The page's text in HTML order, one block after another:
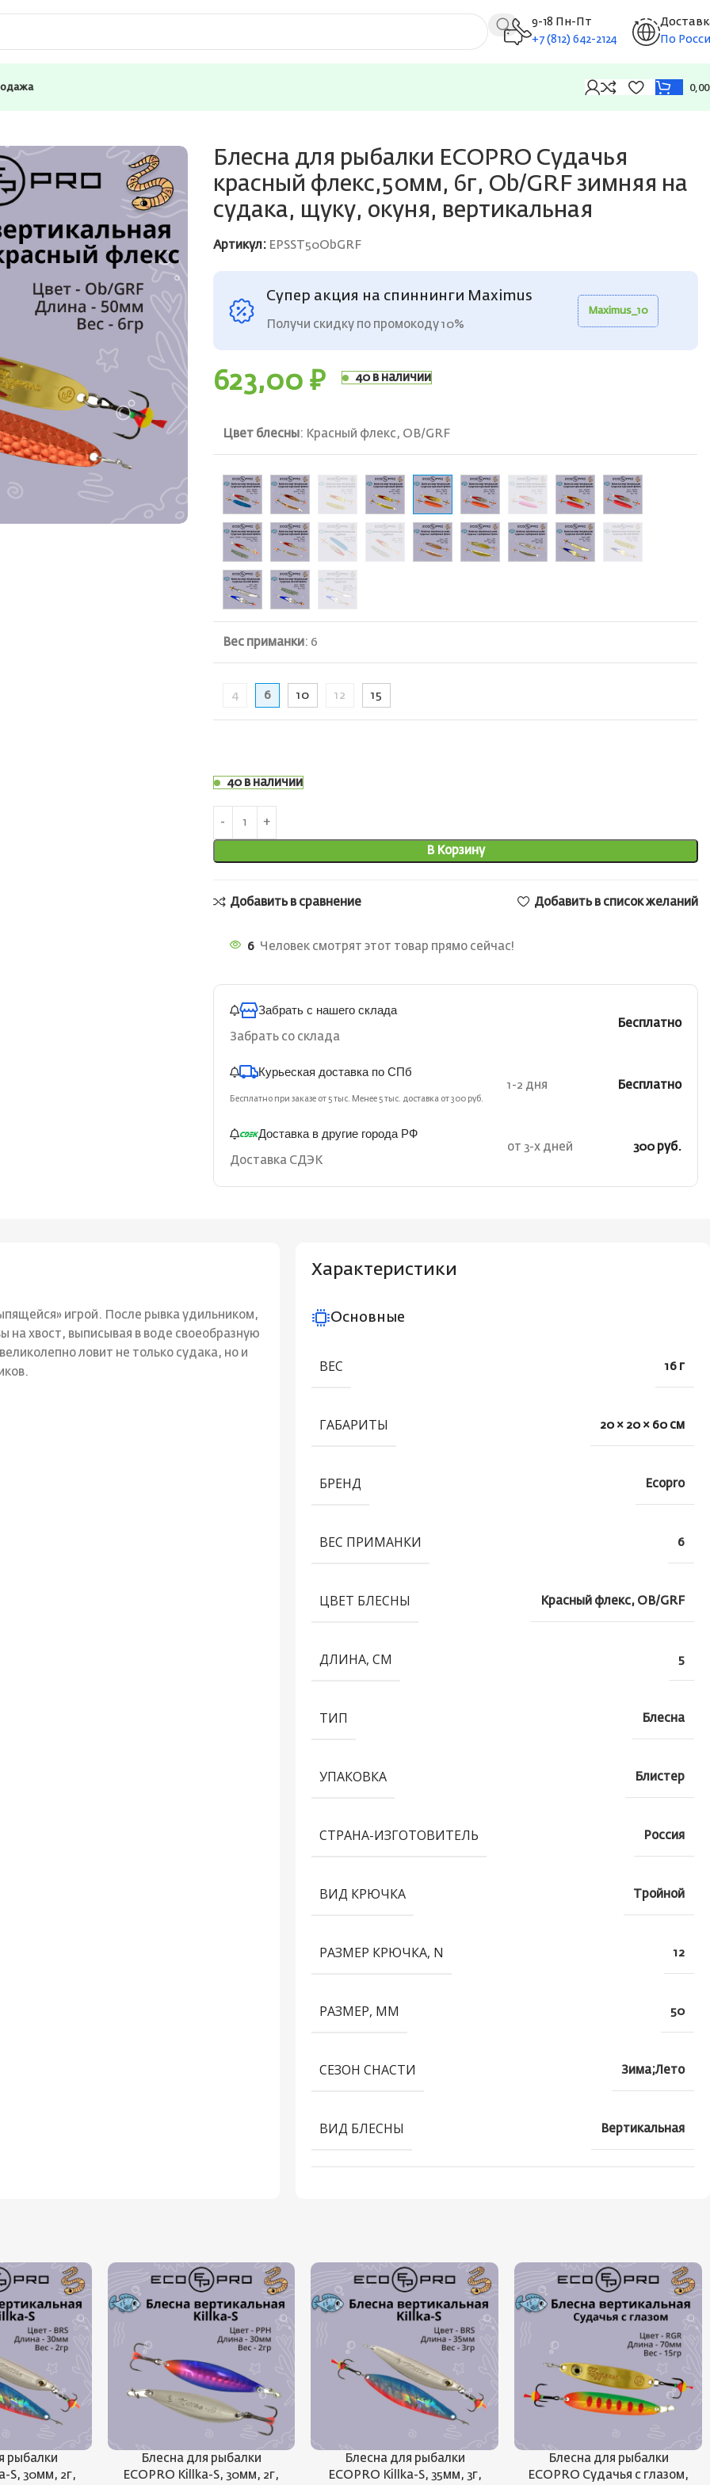
9-18 Пн-Пт
+7 (812) 642-2124
По
Блесна для рыбалки ECOPRO Судачья
красный флекс,50мм, 6г, Ob/GRF зимняя на
судака, щуку, окуня, вертикальная
Артикул: EPSST50ObGRF
Супер акция на спиннинги Maximus
Получи скидку по промокоду 10%
Maximus_10
623,00 ₽ 40 в наличии
Цвет блесны: Красный флекс, OB/GRF
Вес приманки: 6
4 6 10 12 15
40 в наличии
В Корзину
Добавить в сравнение Добавить в список желаний
6 Человек смотрят этот товар прямо сейчас!
Забрать с нашего склада
Забрать со склада
Бесплатно
Курьеская доставка по СПб
Бесплатно при заказе от 5 тыс. Менее 5 тыс. доставка от 300 руб.
1-2 дня Бесплатно
Доставка в другие города РФ
Доставка СДЭК
от 3-х дней 300 руб.
игрой. После рывка удильником,
на хвост, выписывая в воде своеобразную
ловит не только судака, но и
Характеристики
Основные
ВЕС 16 г
ГАБАРИТЫ 20 × 20 × 60 см
БРЕНД Ecopro
ВЕС ПРИМАНКИ 6
ЦВЕТ БЛЕСНЫ Красный флекс, OB/GRF
ДЛИНА, СМ 5
ТИП Блесна
УПАКОВКА Блистер
СТРАНА-ИЗГОТОВИТЕЛЬ Россия
ВИД КРЮЧКА Тройной
РАЗМЕР КРЮЧКА, N 12
РАЗМЕР, ММ 50
СЕЗОН СНАСТИ Зима;Лето
ВИД БЛЕСНЫ Вертикальная
рыбалки
S, 30мм, 2г,
Блесна для рыбалки
ECOPRO Killka-S, 30мм, 2г,
Блесна для рыбалки
ECOPRO Killka-S, 35мм, 3г,
Блесна для рыбалки
ECOPRO Судачья с глазом,